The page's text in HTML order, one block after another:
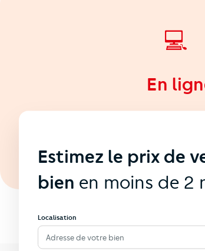
💻
En
Estimez le prix de
bien en moins de 2
Localisation
Adresse de votre bien